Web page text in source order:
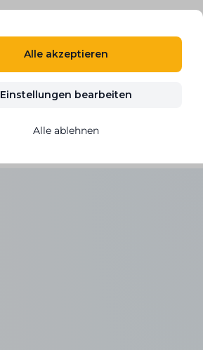
KOSTENLOS TESTEN
Alle akzeptieren
Einstellungen bearbeiten
Alle ablehnen